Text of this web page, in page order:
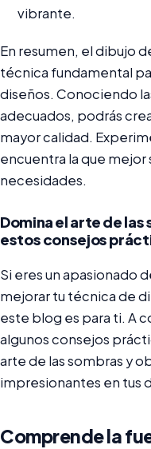
vibrante.
En resumen, el dibujo
técnica fundamental
diseños. Conociendo
adecuados, podrás
mayor calidad.
encuentra la que mejor
necesidades.
Domina el arte de
estos consejos
Si eres un apasionado
mejorar tu técnica de
este blog es para ti. A
algunos consejos
arte de las sombras y
impresionantes en tus
Comprende la